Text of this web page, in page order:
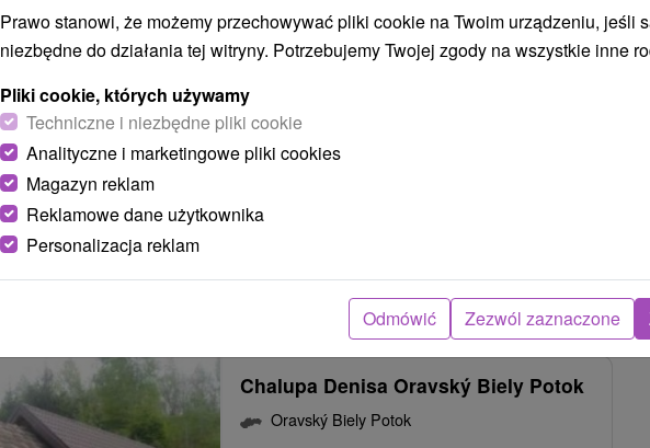
Kanadský zrub s privátnym wellness
Oravský Biely Potok
Kanadský zrub v obci Oravský Biely Potok ponúka
POKAZ
Chalupa Denisa Oravský Biely Potok
Oravský Biely Potok
Prawo stanowi, że możemy przechowywać pliki cookie na Twoim urządzeniu, jeśli
niezbędne do działania tej witryny. Potrzebujemy Twojej zgody na wszystkie inne
Pliki cookie, których używamy
Techniczne i niezbędne pliki cookie
Analityczne i marketingowe pliki cookies
Magazyn reklam
Reklamowe dane użytkownika
Personalizacja reklam
Odmówić Zezwól zaznaczone